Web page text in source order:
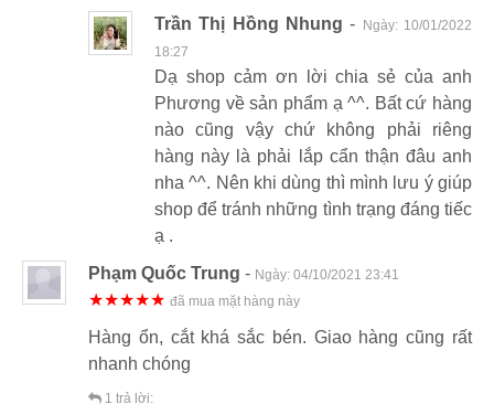
Trần Thị Hồng Nhung - Ngày: 10/01/2022
18:27
Dạ shop cảm ơn lời chia sẻ của anh
Phương về sản phẩm ạ ^^. Bất cứ hàng
nào cũng vậy chứ không phải riêng
hàng này là phải lắp cẩn thận đâu anh
nha ^^. Nên khi dùng thì mình lưu ý giúp
shop để tránh những tình trạng đáng tiếc
ạ .
Phạm Quốc Trung - Ngày: 04/10/2021 23:41
★★★★★ đã mua mặt hàng này
Hàng ổn, cắt khá sắc bén. Giao hàng cũng rất
nhanh chóng
1 trả lời: